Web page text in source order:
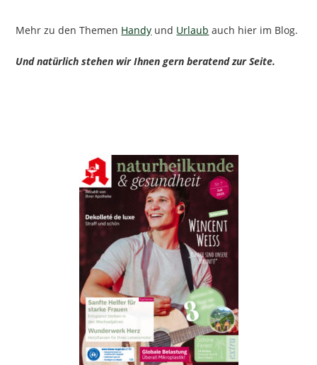
Mehr zu den Themen Handy und Urlaub auch hier im Blog.
Und natürlich stehen wir Ihnen gern beratend zur Seite.